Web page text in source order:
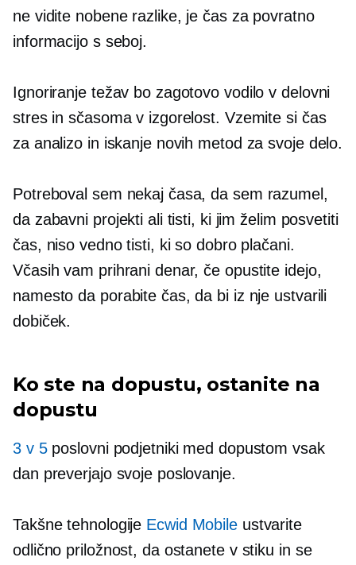
ne vidite nobene razlike, je čas za povratno
informacijo s seboj.
Ignoriranje težav bo zagotovo vodilo v delovni
stres in sčasoma v izgorelost. Vzemite si čas
za analizo in iskanje novih metod za svoje delo.
Potreboval sem nekaj časa, da sem razumel,
da zabavni projekti ali tisti, ki jim želim posvetiti
čas, niso vedno tisti, ki so dobro plačani.
Včasih vam prihrani denar, če opustite idejo,
namesto da porabite čas, da bi iz nje ustvarili
dobiček.
Ko ste na dopustu, ostanite na
dopustu
3 v 5poslovni podjetniki med dopustom vsak
dan preverjajo svoje poslovanje.
Takšne tehnologije Ecwid Mobileustvarite
odlično priložnost, da ostanete v stiku in se